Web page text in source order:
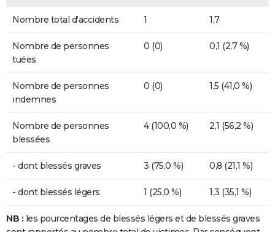
Nombre total d'accidents 1 1,7
Nombre de personnes
tuées
0 (0) 0,1 (2,7 %)
Nombre de personnes
indemnes
0 (0) 1,5 (41,0 %)
Nombre de personnes
blessées
4 (100,0 %) 2,1 (56,2 %)
- dont blessés graves 3 (75,0 %) 0,8 (21,1 %)
- dont blessés légers 1 (25,0 %) 1,3 (35,1 %)
NB : les pourcentages de blessés légers et de blessés graves